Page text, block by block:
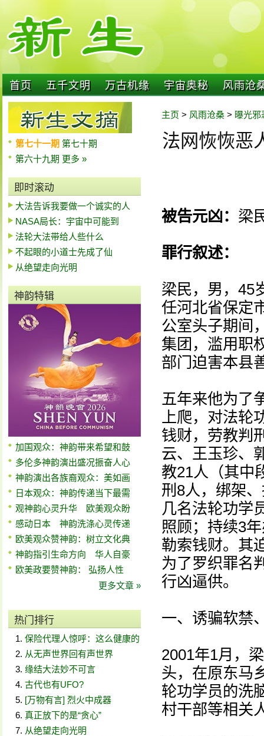
首页 五千文明 万古机缘 宇宙奥秘 风雨沧
第七十一期 第七十期
第六十九期 更多 »
即时滚动
大法告诉我要做一个诚实的人
NASA局长：宇宙中可能到
法轮大法带给人些什么
不起眼的小道士先成了仙
从绝望走向光明
神韵特辑
加国观众：神韵带来希望和鼓
多伦多神韵演出盛况振奋人心
神韵演出各族裔观众：美如画
日本观众：神韵传递当下最需
观神韵心灵升华 欧美观众盼
感动日本 神韵洗涤心灵传递
欧美观众赞神韵：树立文化典
神韵指引生命方向 华人自豪
欧美政要赞神韵： 弘扬人性
更多文章 »
热门排行
保险代理人惊呼：这么健康的
从无声世界回有声世界
缘结大法妙不可言
古代也有UFO?
[万物有言] 烈火中成器
真正放下的是“贪心”
从绝望走向光明
主页 > 风雨沧桑 > 曝光邪
法网恢恢恶
被告元凶： 梁
罪行叙述：
梁民，男，45
任河北省保定
公室头子期间
集团，滥用职
部门迫害本县
五年来他为了
上爬，对法轮
钱财，劳教判
云、王玉珍、
教21人（其中
刑8人，绑架
几名法轮功学
照顾；持续3
勒索钱财。其
为了罗织罪名
行凶逼供。
一、诱骗软禁
2001年1月，
头，在原东马
轮功学员的洗
村干部等相关